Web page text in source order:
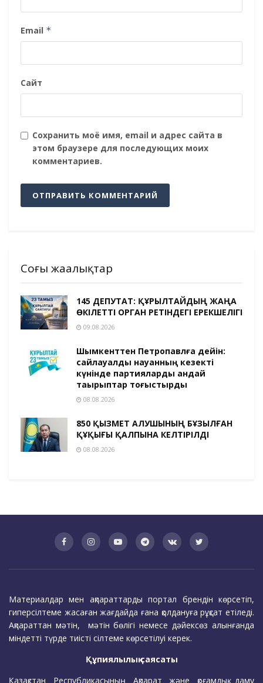
Email *
Сайт
Сохранить моё имя, email и адрес сайта в
этом браузере для последующих моих
комментариев.
Соңғы жаңалықтар
145 ДЕПУТАТ: ҚҰРЫЛТАЙДЫҢ ЖАҢА
ӨКІЛЕТТІ ОРГАН РЕТІНДЕГІ ЕРЕКШЕЛІГІ
09.08.2026
Шымкенттен Петропавлға дейін:
сайлауалды науқанның кезекті
күнінде партияларды қандай
тақырыптар тоғыстырды
08.08.2026
850 ҚЫЗМЕТ АЛУШЫНЫҢ БҰЗЫЛҒАН
ҚҰҚЫҒЫ ҚАЛПЫНА КЕЛТІРІЛДІ
08.08.2026
Материалдар мен ақпараттарды портал брендін көрсетіп,
гиперсілтеме жасаған жағдайда ғана қолдануға рұқсат етіледі.
Ақпараттан мәтін, мәтін бөлігі немесе дәйексөз алынғанда
міндетті түрде тиісті сілтеме көрсетілуі керек.
Құпиялылық саясаты
Қазақстан Республикасының Ақпарат және қоғамдық даму